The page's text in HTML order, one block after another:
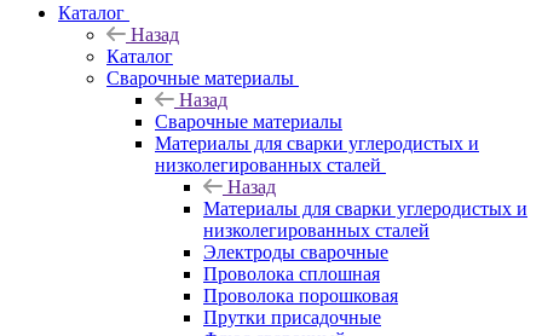
Каталог
Назад
Каталог
Сварочные материалы
Назад
Сварочные материалы
Материалы для сварки углеродистых и
низколегированных сталей
Назад
Материалы для сварки углеродистых и
низколегированных сталей
Электроды сварочные
Проволока сплошная
Проволока порошковая
Прутки присадочные